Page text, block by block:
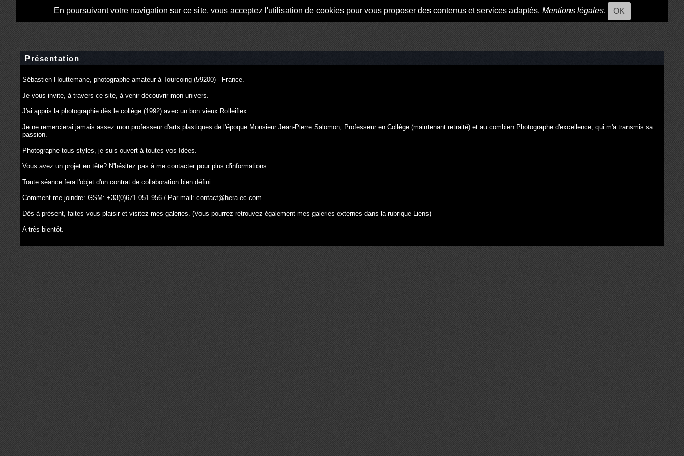
En poursuivant votre navigation sur ce site, vous acceptez l'utilisation de cookies pour vous proposer des contenus et services adaptés. Mentions légales. OK
Présentation
Sébastien Houttemane, photographe amateur à Tourcoing (59200) - France.
Je vous invite, à travers ce site, à venir découvrir mon univers.
J'ai appris la photographie dès le collège (1992) avec un bon vieux Rolleiflex.
Je ne remercierai jamais assez mon professeur d'arts plastiques de l'époque Monsieur Jean-Pierre Salomon; Professeur en Collège (maintenant retraité) et au combien Photographe d'excellence; qui m'a transmis sa
passion.
Photographe tous styles, je suis ouvert à toutes vos Idées.
Vous avez un projet en tête? N'hésitez pas à me contacter pour plus d'informations.
Toute séance fera l'objet d'un contrat de collaboration bien défini.
Comment me joindre: GSM: +33(0)671.051.956 / Par mail: contact@hera-ec.com
Dès à présent, faites vous plaisir et visitez mes galeries. (Vous pourrez retrouvez également mes galeries externes dans la rubrique Liens)
A très bientôt.